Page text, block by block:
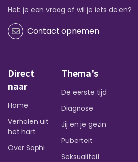
Heb je een vraag of wil je iets delen?
Contact opnemen
Direct
naar
Home
Verhalen uit
het hart
Over Sophi
Thema's
De eerste tijd
Diagnose
Jij en je gezin
Puberteit
Seksualiteit